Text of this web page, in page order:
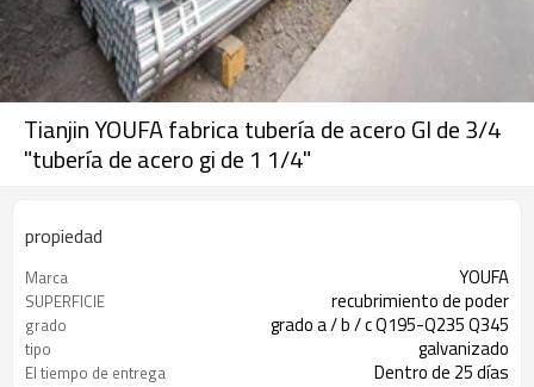
Tianjin YOUFA fabrica tubería de acero GI de 3/4
"tubería de acero gi de 1 1/4"
propiedad
Marca YOUFA
SUPERFICIE recubrimiento de poder
grado grado a / b / c Q195-Q235 Q345
tipo galvanizado
El tiempo de entrega Dentro de 25 días